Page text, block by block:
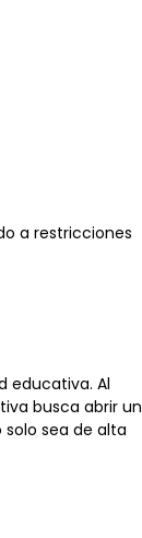
a restricciones
educativa. Al
busca abrir un
sea de alta